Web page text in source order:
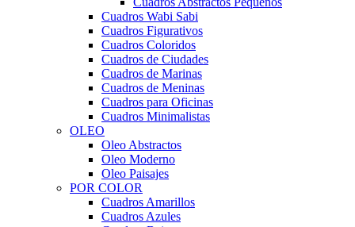
Cuadros Wabi Sabi
Cuadros Figurativos
Cuadros Coloridos
Cuadros de Ciudades
Cuadros de Marinas
Cuadros de Meninas
Cuadros para Oficinas
Cuadros Minimalistas
OLEO
Oleo Abstractos
Oleo Moderno
Oleo Paisajes
POR COLOR
Cuadros Amarillos
Cuadros Azules